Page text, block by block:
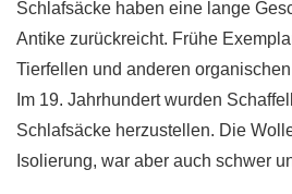
Schlafsäcke haben eine lange
Antike zurückreicht. Frühe
Tierfellen und anderen
Im 19. Jahrhundert wurden
Schlafsäcke herzustellen. Die
Isolierung, war aber auch schwer